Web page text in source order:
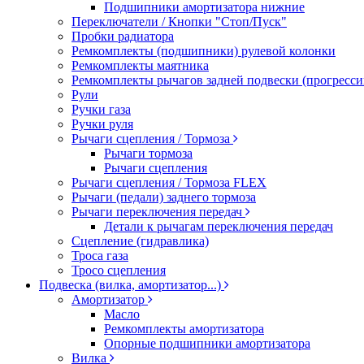
Подшипники амортизатора нижние
Переключатели / Кнопки "Стоп/Пуск"
Пробки радиатора
Ремкомплекты (подшипники) рулевой колонки
Ремкомплекты маятника
Ремкомплекты рычагов задней подвески
Рули
Ручки газа
Ручки руля
Рычаги сцепления / Тормоза
Рычаги тормоза
Рычаги сцепления
Рычаги сцепления / Тормоза FLEX
Рычаги (педали) заднего тормоза
Рычаги переключения передач
Детали к рычагам переключения передач
Сцепление (гидравлика)
Троса газа
Тросо сцепления
Подвеска (вилка, амортизатор...)
Амортизатор
Масло
Ремкомплекты амортизатора
Опорные подшипники амортизатора
Вилка